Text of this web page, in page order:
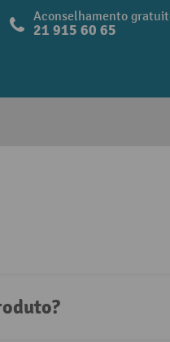
Aconselhamento
21 915 60 65